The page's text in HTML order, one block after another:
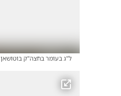
ל"ג בעומר בחצה"ק בוטושאן